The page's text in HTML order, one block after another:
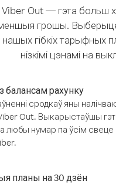
Viber Out — гэта больш
грошы. Выберыце
нашых гібкіх тарыфных
нізкімі цэнамі на
балансам рахунку
сродкаў яны
Out. Выкарыстаўшы
любы нумар па ўсім свеце
планы на 30 дзён